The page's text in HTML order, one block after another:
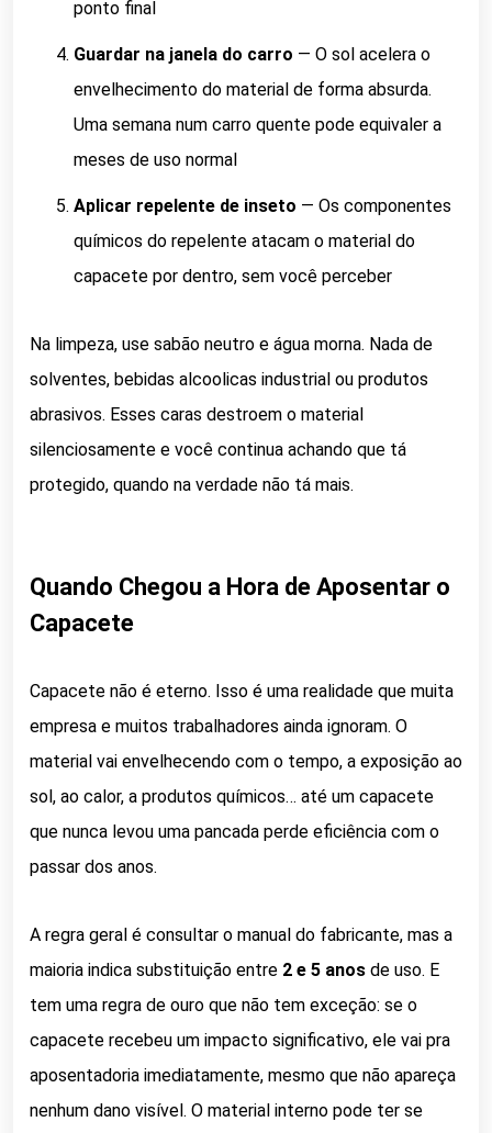
ponto final
Guardar na janela do carro — O sol acelera o
envelhecimento do material de forma absurda.
Uma semana num carro quente pode equivaler a
meses de uso normal
Aplicar repelente de inseto — Os componentes
químicos do repelente atacam o material do
capacete por dentro, sem você perceber
Na limpeza, use sabão neutro e água morna. Nada de
solventes, bebidas alcoolicas industrial ou produtos
abrasivos. Esses caras destroem o material
silenciosamente e você continua achando que tá
protegido, quando na verdade não tá mais.
Quando Chegou a Hora de Aposentar o
Capacete
Capacete não é eterno. Isso é uma realidade que muita
empresa e muitos trabalhadores ainda ignoram. O
material vai envelhecendo com o tempo, a exposição ao
sol, ao calor, a produtos químicos… até um capacete
que nunca levou uma pancada perde eficiência com o
passar dos anos.
A regra geral é consultar o manual do fabricante, mas a
maioria indica substituição entre 2 e 5 anos de uso. E
tem uma regra de ouro que não tem exceção: se o
capacete recebeu um impacto significativo, ele vai pra
aposentadoria imediatamente, mesmo que não apareça
nenhum dano visível. O material interno pode ter se